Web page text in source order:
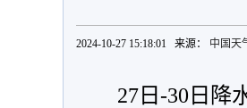
2024-10-27 15:18:01 来源： 中国天
27日-30日降